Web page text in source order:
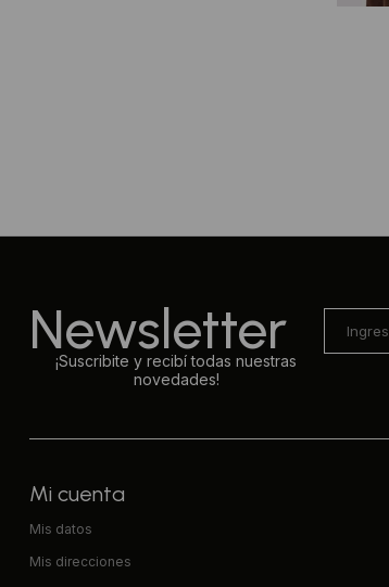
Newsletter
¡Suscribite y recibí todas nuestras
novedades!
Mi cuenta
Mis datos
Mis direcciones